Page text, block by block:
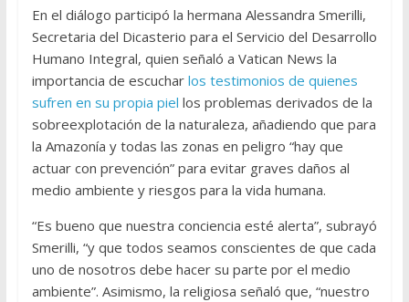
En el diálogo participó la hermana Alessandra Smerilli,
Secretaria del Dicasterio para el Servicio del Desarrollo
Humano Integral, quien señaló a Vatican News la
importancia de escuchar los testimonios de quienes
sufren en su propia piel los problemas derivados de la
sobreexplotación de la naturaleza, añadiendo que para
la Amazonía y todas las zonas en peligro “hay que
actuar con prevención” para evitar graves daños al
medio ambiente y riesgos para la vida humana.
“Es bueno que nuestra conciencia esté alerta”, subrayó
Smerilli, “y que todos seamos conscientes de que cada
uno de nosotros debe hacer su parte por el medio
ambiente”. Asimismo, la religiosa señaló que, “nuestro